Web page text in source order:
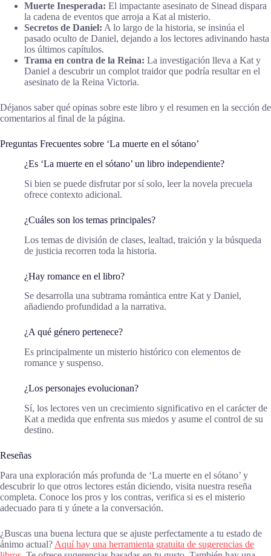
Muerte Inesperada: El impactante asesinato de Sinead dispara
la cadena de eventos que arroja a Kat al misterio.
Secretos de Daniel: A lo largo de la historia, se insinúa el
pasado oculto de Daniel, dejando a los lectores adivinando hasta
los últimos capítulos.
Trama en contra de la Reina: La investigación lleva a Kat y
Daniel a descubrir un complot traidor que podría resultar en el
asesinato de la Reina Victoria.
Déjanos saber qué opinas sobre este libro y el resumen en la sección de
comentarios al final de la página.
Preguntas Frecuentes sobre ‘La muerte en el sótano’
¿Es ‘La muerte en el sótano’ un libro independiente?
Si bien se puede disfrutar por sí solo, leer la novela precuela
ofrece contexto adicional.
¿Cuáles son los temas principales?
Los temas de división de clases, lealtad, traición y la búsqueda
de justicia recorren toda la historia.
¿Hay romance en el libro?
Se desarrolla una subtrama romántica entre Kat y Daniel,
añadiendo profundidad a la narrativa.
¿A qué género pertenece?
Es principalmente un misterio histórico con elementos de
romance y suspenso.
¿Los personajes evolucionan?
Sí, los lectores ven un crecimiento significativo en el carácter de
Kat a medida que enfrenta sus miedos y asume el control de su
destino.
Reseñas
Para una exploración más profunda de ‘La muerte en el sótano’ y
descubrir lo que otros lectores están diciendo, visita nuestra reseña
completa. Conoce los pros y los contras, verifica si es el misterio
adecuado para ti y únete a la conversación.
¿Buscas una buena lectura que se ajuste perfectamente a tu estado de
ánimo actual? Aquí hay una herramienta gratuita de sugerencias de